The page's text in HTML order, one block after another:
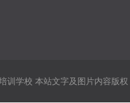
训学校 本站文字及图片内容版权